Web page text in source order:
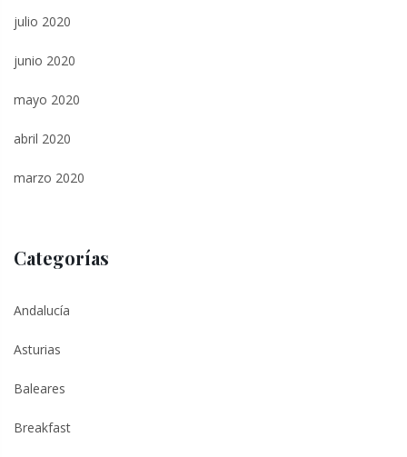
julio 2020
junio 2020
mayo 2020
abril 2020
marzo 2020
Categorías
Andalucía
Asturias
Baleares
Breakfast